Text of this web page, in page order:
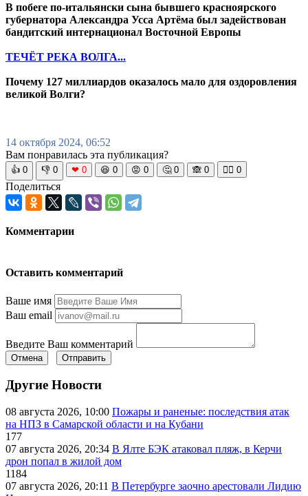
В побеге по-итальянски сына бывшего красноярского
губернатора Александра Усса Артёма был задействован
бандитский интернационал Восточной Европы
ТЕЧЁТ РЕКА ВОЛГА...
Почему 127 миллиардов оказалось мало для оздоровления
великой Волги?
14 октября 2024, 06:52
Вам понравилась эта публикация?
👍 0 👎 0 ❤ 0 😆 0 😡 0 🤔 0 🙈 0 🧘‍♀️ 0
Поделиться
Комментарии
Оставить комментарий
Ваше имя
Ваш email
Введите Ваш комментарий
Отмена Отправить
Другие Новости
08 августа 2026, 10:00 Пожары и раненые: последствия атак
на НПЗ в Самарской области и на Кубани
177
07 августа 2026, 20:34 В Ялте БЭК атаковал пляж, в Керчи
дрон попал в жилой дом
1184
07 августа 2026, 20:11 В Петербурге заочно арестовали Лидию